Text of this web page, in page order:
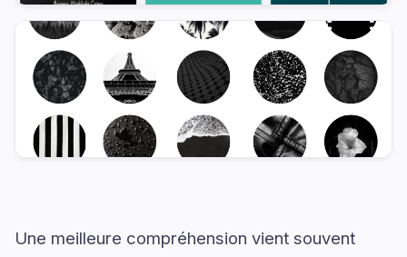
Une meilleure compréhension vient souvent